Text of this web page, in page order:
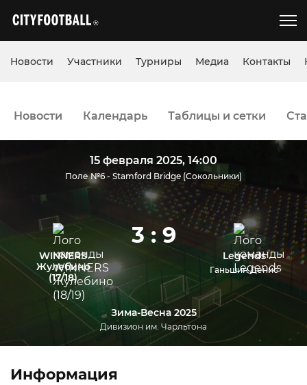
Новости Участники Турниры Медиа Контакты
Новости Календарь Таблицы и сетки
15 февраля 2025, 14:00
Поле №6 - Stamford Bridge (Сокольники)
WINNERS
Жулебино
(17/18)
3 : 9
Legends
Ганьшин Денис
Зима-Весна 2025
Дивизион им. Чарльтона
Информация